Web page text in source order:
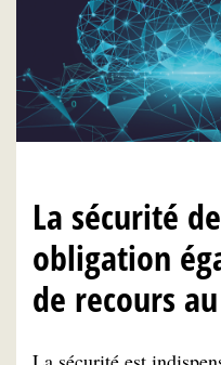
La sécurité
obligation
de recours au